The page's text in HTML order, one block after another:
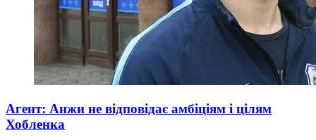
Агент: Анжи не відповідає амбіціям і цілям
Хобленка